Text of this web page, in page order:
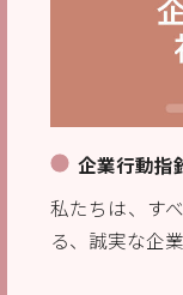
企業行動指
私たちは、す
る、誠実な企